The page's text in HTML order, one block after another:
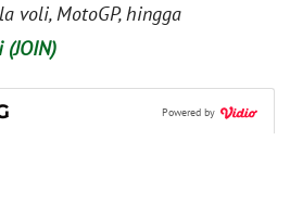
voli, MotoGP, hingga
Powered by